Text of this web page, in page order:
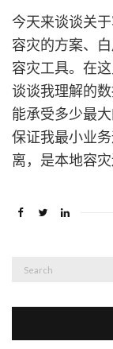
今天来谈谈关
容灾的方案、
容灾工具。在
谈谈我理解的
能承受多少最
保证我最小业
离，是本地容